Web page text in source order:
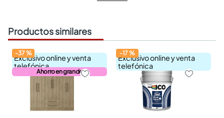
Productos similares
Exclusivo online y venta
telefónica
Ahorro en grande
-37%
Exclusivo online y venta
telefónica
-17%